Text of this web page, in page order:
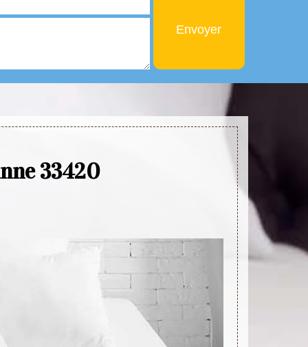
33420